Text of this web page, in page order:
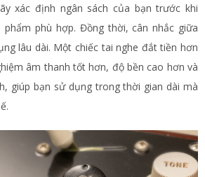
xác định ngân sách của bạn trước khi
phù hợp. Đồng thời, cân nhắc giữa
lâu dài. Một chiếc tai nghe đắt tiền hơn
âm thanh tốt hơn, độ bền cao hơn và
giúp bạn sử dụng trong thời gian dài mà